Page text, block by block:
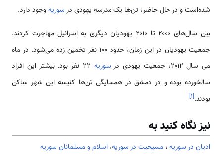
شده‌‌‌‌است و در حال حاضر، تن‌‌‌‌‌‌‌‌‌‌ها یک مدرسه یهودی درسوریهوجود دارد.
بین سال‌‌‌‌‌‌‌‌‌‌‌های ۲۰۰۰ تا ۲۰۱۰ یهودیان دیگری به اسرائیل ‌‌‌‌‌‌‌‌‌‌مهاجرت کردند.
جمعیت یهودیان در این زمان، حدود ۱۰۰ نفر تخمین زده ‌‌‌‌‌‌‌‌‌‌می‌شود. در ماه
می سال ۲۰۱۲، جمعیت یهودی در
سوریه
۲۲ نفر بود. بیشتر این افراد
سالخورده بوده و در دمشق در همسایگی تن‌‌‌‌‌‌‌‌‌‌ها کنیسه این شهر ساکن
بودند.[۱]
نیز نگاه کنید به
ادیان در سوریه ، مسيحيت در سوریه، اسلام و مسلمانان سوریه